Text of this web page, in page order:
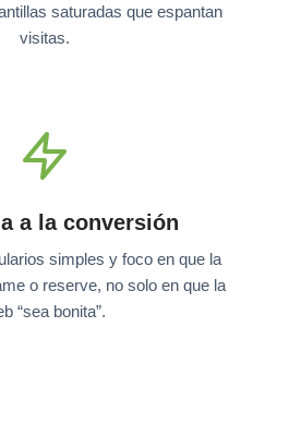
saturadas que espantan
visitas.
a la conversión
simples y foco en que la
o reserve, no solo en que la
“sea bonita”.